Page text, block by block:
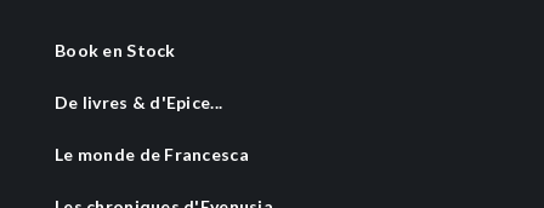
Book en Stock
De livres & d'Epice...
Le monde de Francesca